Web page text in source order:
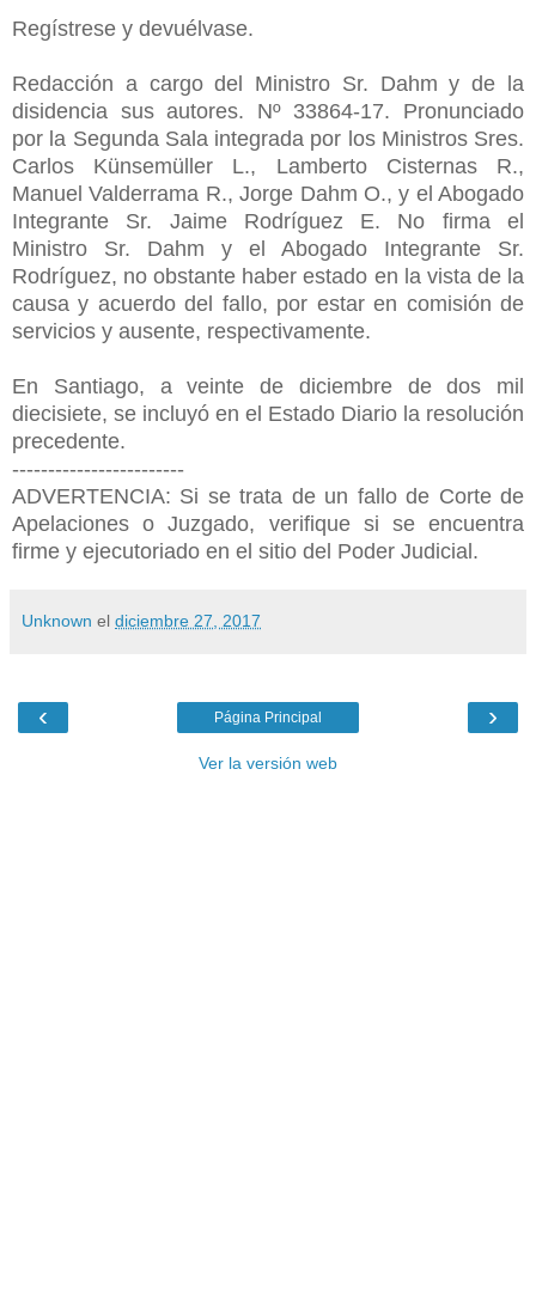
Regístrese y devuélvase.
Redacción a cargo del Ministro Sr. Dahm y de la
disidencia sus autores. Nº 33864-17. Pronunciado
por la Segunda Sala integrada por los Ministros Sres.
Carlos Künsemüller L., Lamberto Cisternas R.,
Manuel Valderrama R., Jorge Dahm O., y el Abogado
Integrante Sr. Jaime Rodríguez E. No firma el
Ministro Sr. Dahm y el Abogado Integrante Sr.
Rodríguez, no obstante haber estado en la vista de la
causa y acuerdo del fallo, por estar en comisión de
servicios y ausente, respectivamente.
En Santiago, a veinte de diciembre de dos mil
diecisiete, se incluyó en el Estado Diario la resolución
precedente.
------------------------
ADVERTENCIA: Si se trata de un fallo de Corte de
Apelaciones o Juzgado, verifique si se encuentra
firme y ejecutoriado en el sitio del Poder Judicial.
Unknown el diciembre 27, 2017
‹ ›
Página Principal
Ver la versión web